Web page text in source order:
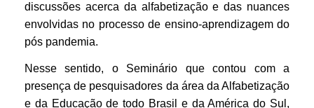
discussões acerca da alfabetização e das nuances
envolvidas no processo de ensino-aprendizagem do
pós pandemia.
Nesse sentido, o Seminário que contou com a
presença de pesquisadores da área da Alfabetização
e da Educação de todo Brasil e da América do Sul,